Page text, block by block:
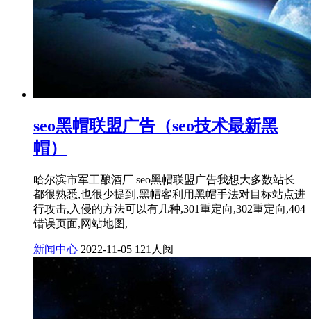
seo黑帽联盟广告（seo技术最新黑
帽）
哈尔滨市军工酿酒厂 seo黑帽联盟广告我想大多数站长
都很熟悉,也很少提到,黑帽客利用黑帽手法对目标站点进
行攻击,入侵的方法可以有几种,301重定向,302重定向,404
错误页面,网站地图,
新闻中心 2022-11-05 121人阅